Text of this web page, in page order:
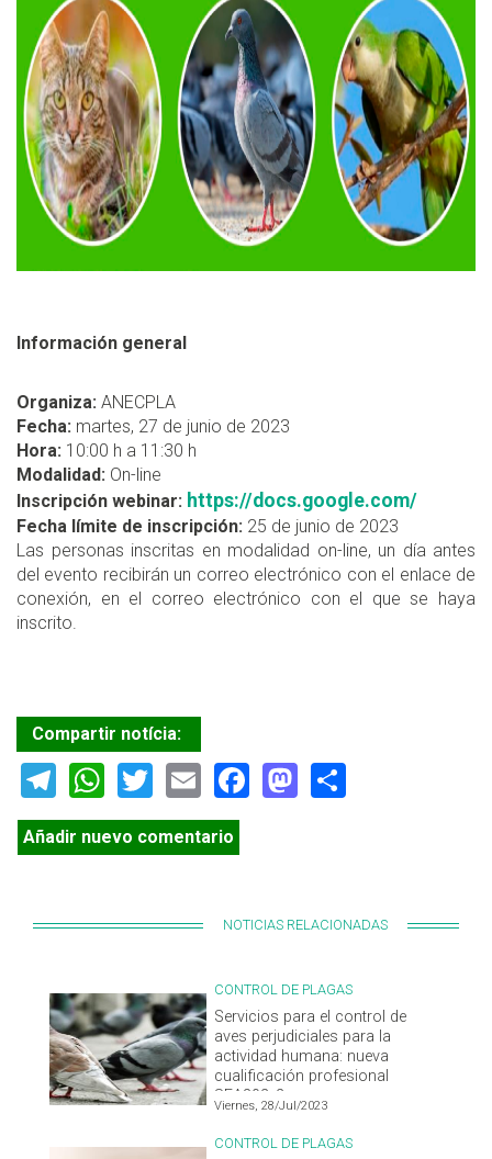
Información general
Organiza: ANECPLA
Fecha: martes, 27 de junio de 2023
Hora: 10:00 h a 11:30 h
Modalidad: On-line
Inscripción webinar: https://docs.google.com/
Fecha límite de inscripción: 25 de junio de 2023
Las personas inscritas en modalidad on-line, un día antes
del evento recibirán un correo electrónico con el enlace de
conexión, en el correo electrónico con el que se haya
inscrito.
Compartir notícia:
Telegram
WhatsApp
TwitterEmailFacebook
Mastodon
Añadir nuevo comentario
NOTICIAS RELACIONADAS
CONTROL DE PLAGAS
Servicios para el control de
aves perjudiciales para la
actividad humana: nueva
cualificación profesional
SEA802_2
Viernes, 28/Jul/2023
CONTROL DE PLAGAS